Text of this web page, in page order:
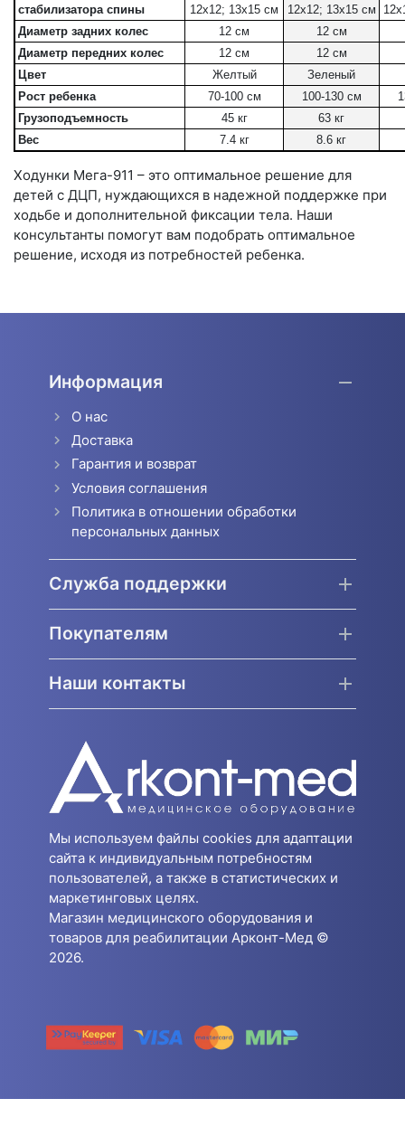
стабилизатора спины 12x12; 13x15 см 12x12; 13x15 см
Диаметр задних колес
12 см
12 см
Диаметр передних колес
12 см
12 см
Цвет
Желтый
Зеленый
Рост ребенка
70-100 см 100-130 см
Грузоподъемность
45 кг
63 кг
Вес
7.4 кг 8.6 кг
Ходунки Мега-911 – это оптимальное решение для
детей с ДЦП, нуждающихся в надежной поддержке при
ходьбе и дополнительной фиксации тела. Наши
консультанты помогут вам подобрать оптимальное
решение, исходя из потребностей ребенка.
Информация
О нас
Доставка
Гарантия и возврат
Условия соглашения
Политика в отношении обработки
персональных данных
Служба поддержки
Покупателям
Наши контакты
Мы используем файлы cookies для адаптации
сайта к индивидуальным потребностям
пользователей, а также в статистических и
маркетинговых целях.
Магазин медицинского оборудования и
товаров для реабилитации Арконт-Мед ©
2026.